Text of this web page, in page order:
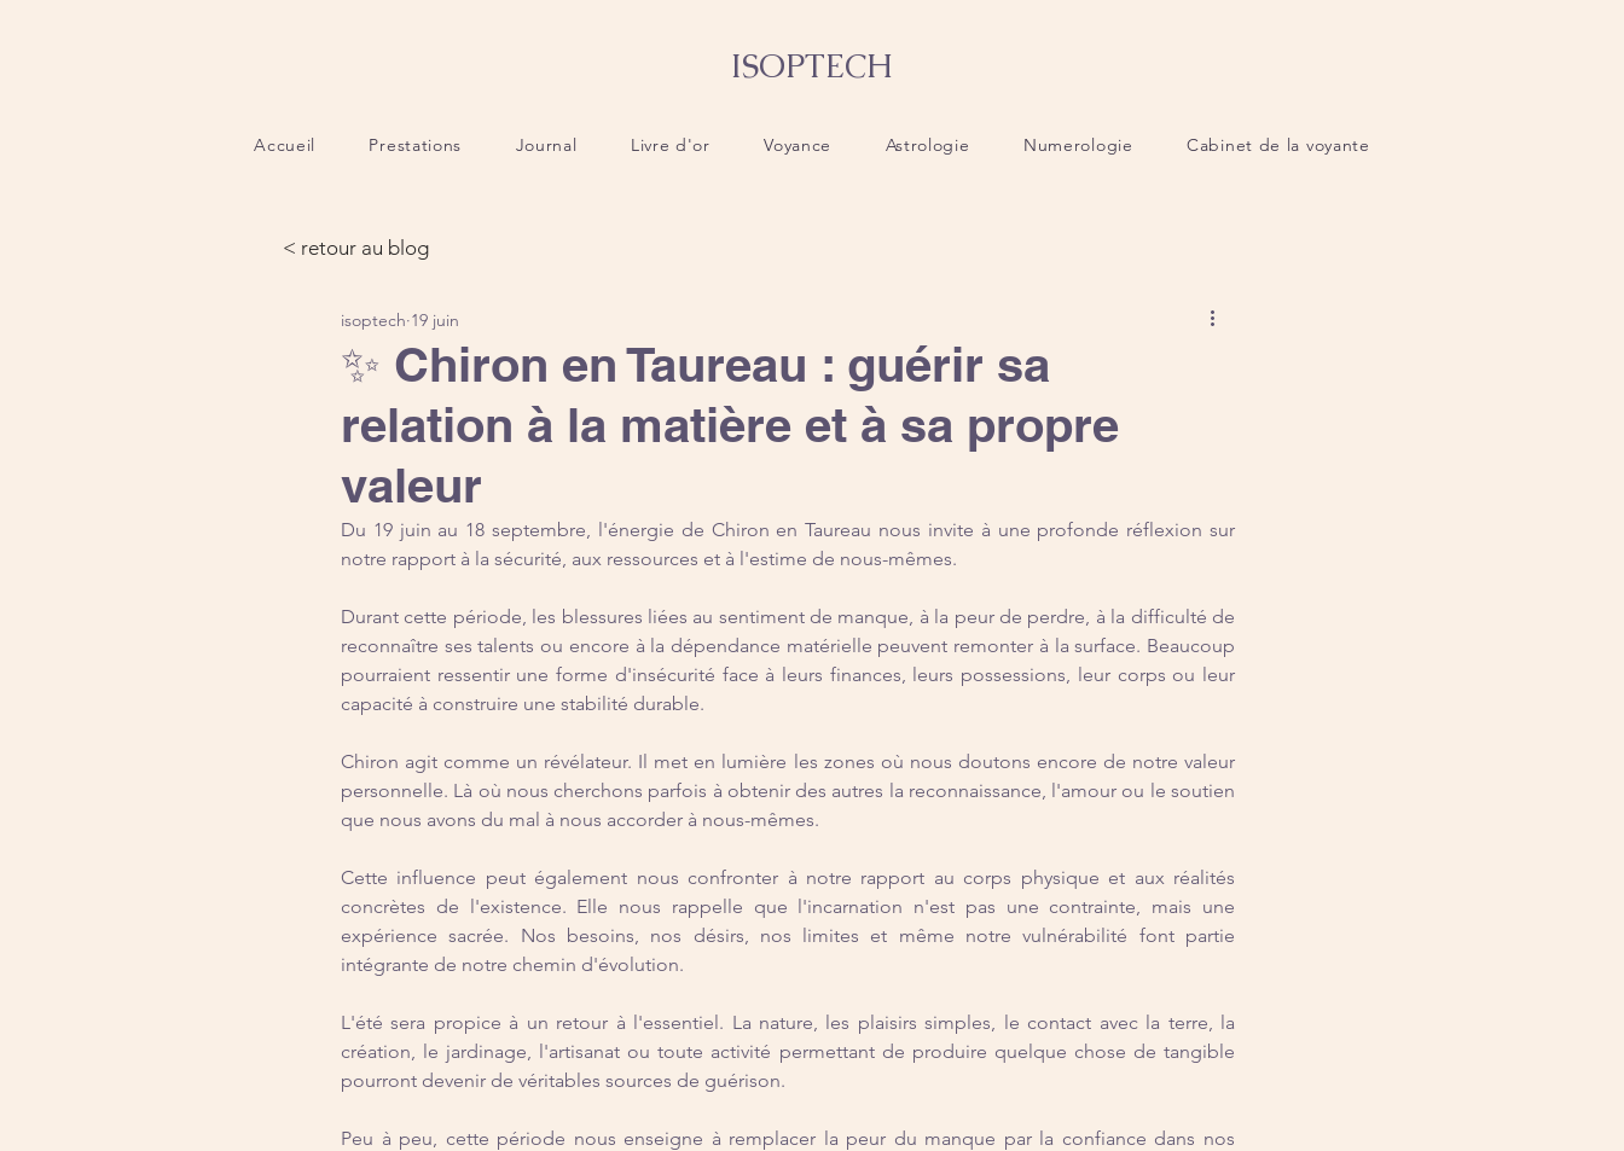
ISOPTECH
Accueil Prestations Journal Livre d'or Voyance Astrologie Numerologie Cabinet de la voyante
< retour au blog
✨ Chiron en Taureau : guérir sa
relation à la matière et à sa propre
valeur
isoptech 19 juin
Du 19 juin au 18 septembre, l'énergie de Chiron en Taureau nous invite à une profonde réflexion sur
notre rapport à la sécurité, aux ressources et à l'estime de nous-mêmes.
Durant cette période, les blessures liées au sentiment de manque, à la peur de perdre, à la difficulté de
reconnaître ses talents ou encore à la dépendance matérielle peuvent remonter à la surface. Beaucoup
pourraient ressentir une forme d'insécurité face à leurs finances, leurs possessions, leur corps ou leur
capacité à construire une stabilité durable.
Chiron agit comme un révélateur. Il met en lumière les zones où nous doutons encore de notre valeur
personnelle. Là où nous cherchons parfois à obtenir des autres la reconnaissance, l'amour ou le soutien
que nous avons du mal à nous accorder à nous-mêmes.
Cette influence peut également nous confronter à notre rapport au corps physique et aux réalités
concrètes de l'existence. Elle nous rappelle que l'incarnation n'est pas une contrainte, mais une
expérience sacrée. Nos besoins, nos désirs, nos limites et même notre vulnérabilité font partie
intégrante de notre chemin d'évolution.
L'été sera propice à un retour à l'essentiel. La nature, les plaisirs simples, le contact avec la terre, la
création, le jardinage, l'artisanat ou toute activité permettant de produire quelque chose de tangible
pourront devenir de véritables sources de guérison.
Peu à peu, cette période nous enseigne à remplacer la peur du manque par la confiance dans nos